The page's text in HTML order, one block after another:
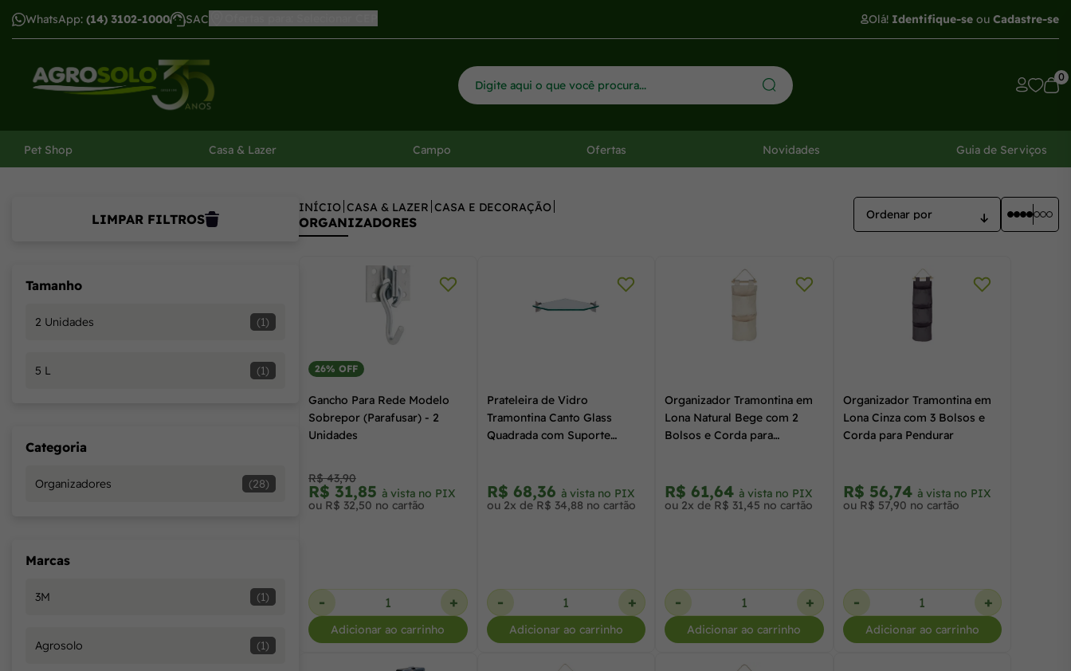
WhatsApp: (14) 3102-1000 SAC Olá! Identifique-se ou Cadastre-se
0
Pet Shop Casa & Lazer Campo Ofertas Novidades Guia de Serviços
menu
LIMPAR FILTROS
Tamanho
2 Unidades (1)
5 L (1)
Categoria
Organizadores (28)
Marcas
3M (1)
Agrosolo (1)
INÍCIO CASA & LAZER CASA E DECORAÇÃO
ORGANIZADORES
26% OFF
Gancho Para Rede Modelo
Sobrepor (Parafusar) - 2
Unidades
R$ 43,90
R$ 31,85 à vista no PIX
ou R$ 32,50 no cartão
- +
Adicionar ao carrinho
Prateleira de Vidro
Tramontina Canto Glass
Quadrada com Suporte
R$ 68,36 à vista no PIX
ou 2x de R$ 34,88 no cartão
- +
Adicionar ao carrinho
Organizador Tramontina em
Lona Natural Bege com 2
Bolsos e Corda para
R$ 61,64 à vista no PIX
ou 2x de R$ 31,45 no cartão
- +
Adicionar ao carrinho
Organizador Tramontina em
Lona Cinza com 3 Bolsos e
Corda para Pendurar
R$ 56,74 à vista no PIX
ou R$ 57,90 no cartão
- +
Adicionar ao carrinho